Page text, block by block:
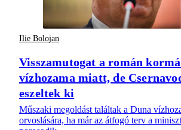
Ilie Bolojan
Visszamutogat a román
vízhozama miatt, de
eszeltek ki
Műszaki megoldást találtak a Duna
orvoslására, ha már az átfogó terv a